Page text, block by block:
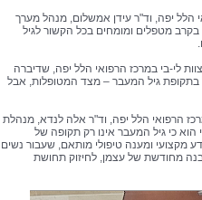
הלל יפה, וד"ר עידן אמשלום, מנהל מערך
מטפלים ומומחים בכל הקשור לגיל
לי-בי במרכז הרפואי הלל יפה, שדיברה
בתקופת גיל המעבר – מצד המטופלות, אבל
הרפואי הלל יפה, וד"ר אלה לנדא, מנהלת
כי גיל המעבר אינו רק תקופה של
מקצועי ומענה טיפולי מותאם, שעבור נשים
מחודשת של עצמן, לחיזוק תחושת